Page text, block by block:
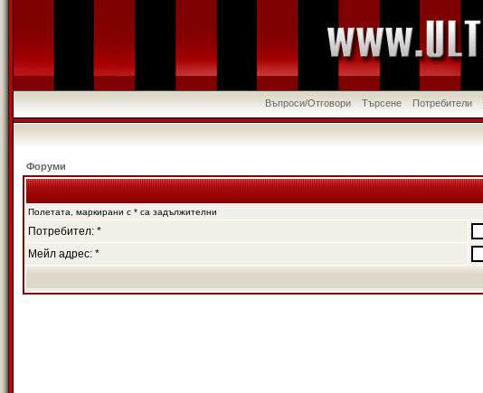
Въпроси/Отговори Търсене Потребители
Форуми
Полетата, маркирани с * са задължителни
Потребител: *
Мейл адрес: *